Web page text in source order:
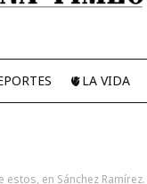
🫀LA VIDA
en Sánchez Ramírez.